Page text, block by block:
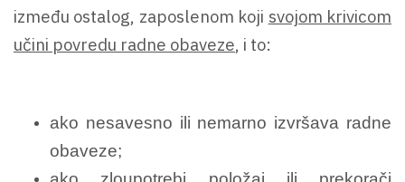
između ostalog, zaposlenom koji svojom krivicom
učini povredu radne obaveze, i to:
ako nesavesno ili nemarno izvršava radne
obaveze;